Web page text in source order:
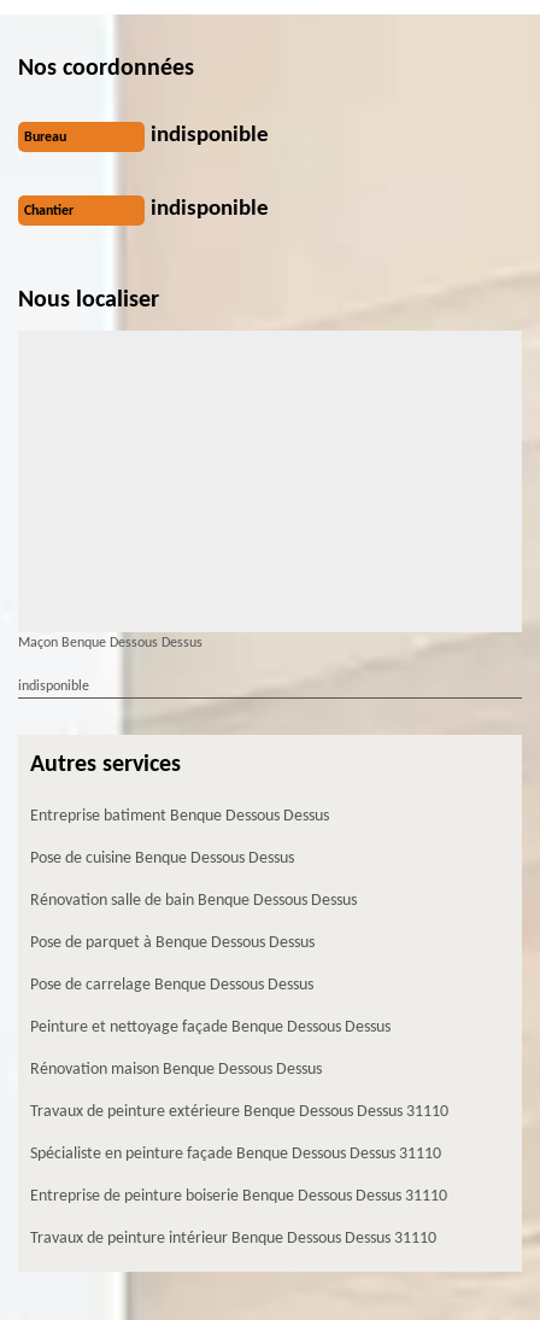
Nos coordonnées
Bureau indisponible
Chantier indisponible
Nous localiser
Maçon Benque Dessous Dessus
indisponible
Autres services
Entreprise batiment Benque Dessous Dessus
Pose de cuisine Benque Dessous Dessus
Rénovation salle de bain Benque Dessous Dessus
Pose de parquet à Benque Dessous Dessus
Pose de carrelage Benque Dessous Dessus
Peinture et nettoyage façade Benque Dessous Dessus
Rénovation maison Benque Dessous Dessus
Travaux de peinture extérieure Benque Dessous Dessus 31110
Spécialiste en peinture façade Benque Dessous Dessus 31110
Entreprise de peinture boiserie Benque Dessous Dessus 31110
Travaux de peinture intérieur Benque Dessous Dessus 31110